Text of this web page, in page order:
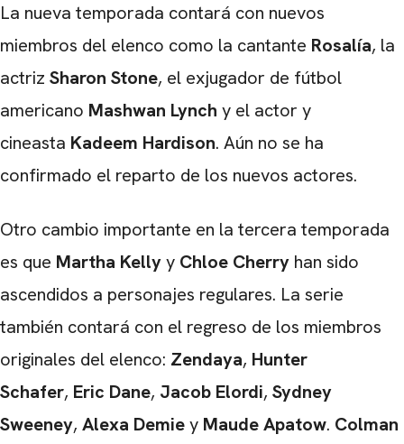
La nueva temporada contará con nuevos
miembros del elenco como la cantante Rosalía, la
actriz Sharon Stone, el exjugador de fútbol
americano Mashwan Lynch y el actor y
cineasta Kadeem Hardison. Aún no se ha
confirmado el reparto de los nuevos actores.
Otro cambio importante en la tercera temporada
es que Martha Kellyy Chloe Cherry han sido
ascendidos a personajes regulares. La serie
también contará con el regreso de los miembros
originales del elenco: Zendaya, Hunter
Schafer, Eric Dane, Jacob Elordi, Sydney
Sweeney, Alexa Demiey Maude Apatow. Colman
CARREGANDO PUBLICIDADE